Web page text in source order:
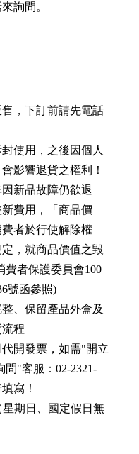
詢問。
，下訂前請先電話
使用，之後因個人
影響退貨之權利！
新品故障仍欲退
費用，「商品價
者於行使解除權
，就商品價值之毀
費者保護委員會100
號函參照)
、保留產品外盒及
程
開發票，如需"開立
"客服：02-2321-
寫！
期日、國定假日無